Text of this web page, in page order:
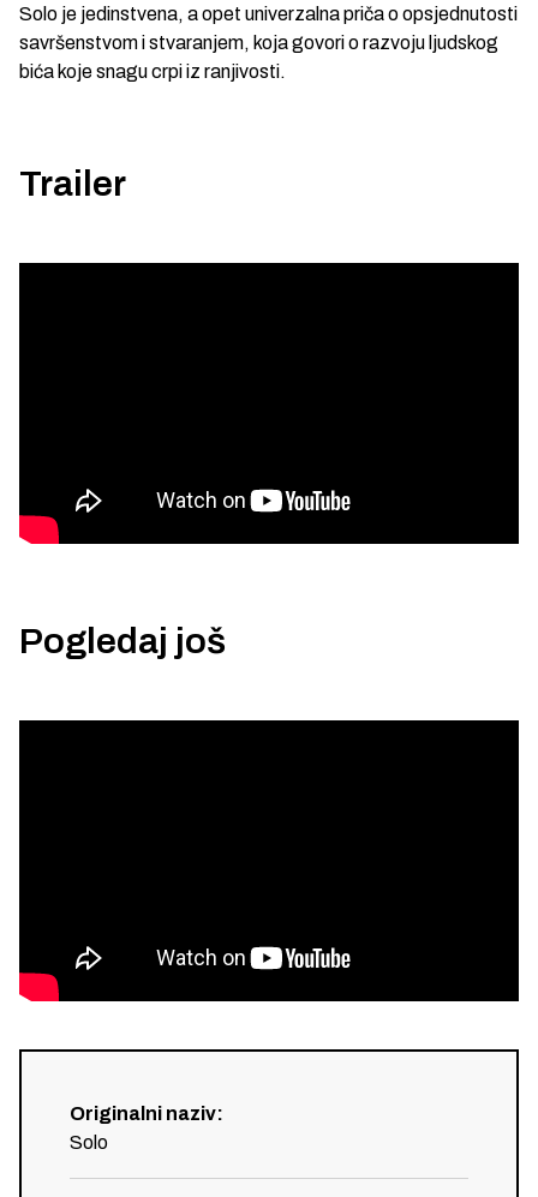
Solo je jedinstvena, a opet univerzalna priča o opsjednutosti
savršenstvom i stvaranjem, koja govori o razvoju ljudskog
bića koje snagu crpi iz ranjivosti.
Trailer
Pogledaj još
Originalni naziv:
Solo